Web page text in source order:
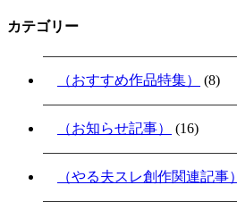
カテゴリー
（おすすめ作品特集） (8)
（お知らせ記事） (16)
（やる夫スレ創作関連記事）